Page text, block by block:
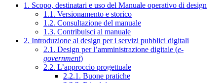
1. Scopo, destinatari e uso del Manuale operativo di design
1.1. Versionamento e storico
1.2. Consultazione del manuale
1.3. Contribuisci al manuale
2. Introduzione al design per i servizi pubblici digitali
2.1. Design per l’amministrazione digitale (e-
government)
2.2. L’approccio progettuale
2.2.1. Buone pratiche